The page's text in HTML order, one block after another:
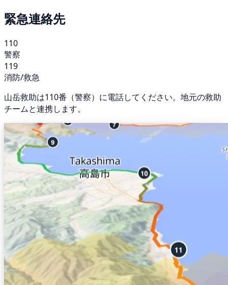
緊急連絡先
110
警察
119
消防/救急
山岳救助は110番（警察）に電話してください。地元の救助
チームと連携します。